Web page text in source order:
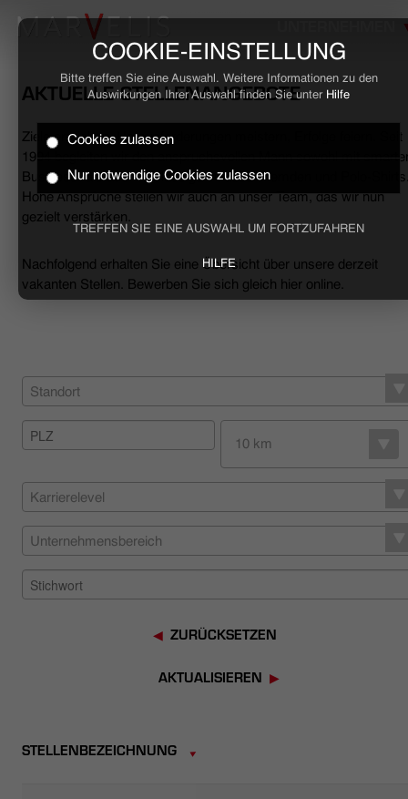
COOKIE-EINSTELLUNG
Bitte treffen Sie eine Auswahl. Weitere Informationen zu den
Auswirkungen Ihrer Auswahl finden Sie unter Hilfe
Cookies zulassen
Nur notwendige Cookies zulassen
TREFFEN SIE EINE AUSWAHL UM FORTZUFAHREN
HILFE
HOME
BUSINESS
UNTERNEHMEN
NACHHALTIGKEIT
HÄNDLERSUCHE
AKTUELLE STELLENANGEBOTE
Ziele erreichen, Herausforderungen meistern, Erfolge feiern. Seit
1994 begleiten wir den anspruchsvollen Mann sowohl mit
Business- als auch mit lässigen Casual-Hemden und Polo-
Hohe Ansprüche stellen wir auch an unser Team, das wir nun
gezielt verstärken.
Nachfolgend erhalten Sie eine Übersicht über unsere derzeit
vakanten Stellen. Bewerben Sie sich gleich hier online.
Standort
10 km
Karrierelevel
Unternehmensbereich
ZURÜCKSETZEN
AKTUALISIEREN
STELLENBEZEICHNUNG